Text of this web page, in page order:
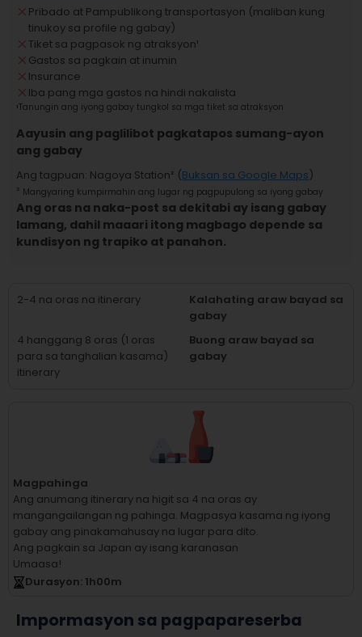
Pribado at Pampublikong transportasyon (maliban kung
tinukoy sa profile ng gabay)
Tiket sa pagpasok ng atraksyon¹
Gastos sa pagkain at inumin
Insurance
Iba pang mga gastos na hindi nakalista
¹Tanungin ang iyong gabay tungkol sa mga tiket sa atraksyon
Aayusin ang paglilibot pagkatapos sumang-ayon
ang gabay
Ang tagpuan: Nagoya Station² (Buksan sa Google Maps)
² Mangyaring kumpirmahin ang lugar ng pagpupulong sa iyong gabay
Ang oras na naka-post sa dekitabi ay isang gabay
lamang, dahil maaari itong magbago depende sa
kundisyon ng trapiko at panahon.
2-4 na oras na itinerary
Kalahating araw bayad sa
gabay
4 hanggang 8 oras (1 oras
para sa tanghalian kasama)
itinerary
Buong araw bayad sa
gabay
Magpahinga
Ang anumang itinerary na higit sa 4 na oras ay
mangangailangan ng pahinga. Magpasya kasama ng iyong
gabay ang pinakamahusay na lugar para dito.
Ang pagkain sa Japan ay isang karanasan
Umaasa!
Durasyon: 1h00m
Impormasyon sa pagpapareserba